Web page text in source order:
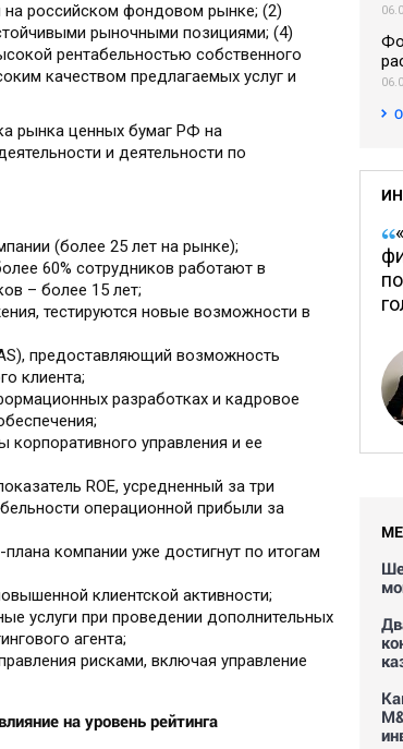
на российском фондовом рынке; (2)
рыночными позициями; (4)
рентабельностью собственного
качеством предлагаемых услуг и
рынка ценных бумаг РФ на
и деятельности по
(более 25 лет на рынке);
60% сотрудников работают в
– более 15 лет;
тестируются новые возможности в
предоставляющий возможность
клиента;
разработках и кадровое
корпоративного управления и ее
ROE, усредненный за три
операционной прибыли за
компании уже достигнут по итогам
клиентской активности;
услуги при проведении дополнительных
агента;
рисками, включая управление
на уровень рейтинга